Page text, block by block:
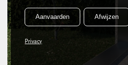
Aanvaarden Afwijzen
Privacy